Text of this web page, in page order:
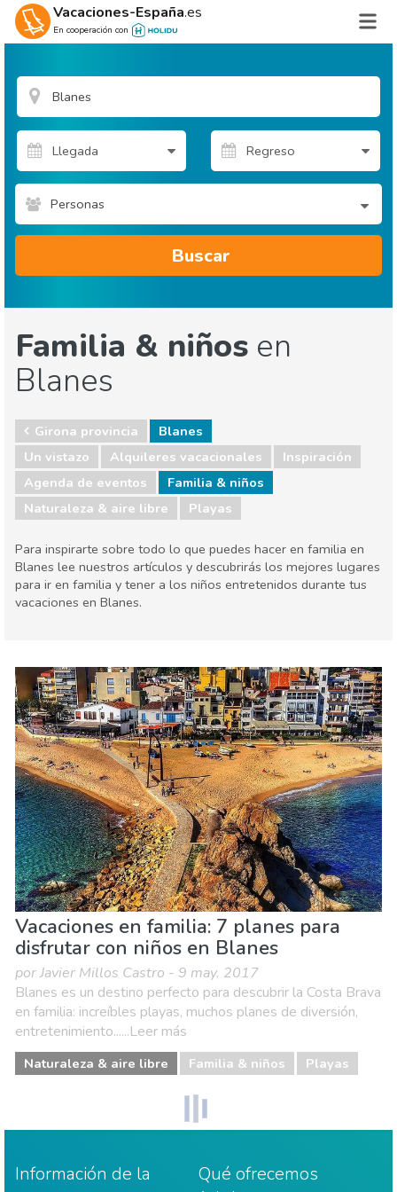
Vacaciones-España.es
En cooperación con
Personas
Buscar
Familia & niños en
Blanes
Girona provincia
Blanes
Un vistazo
Alquileres vacacionales
Inspiración
Agenda de eventos
Familia & niños
Naturaleza & aire libre
Playas
Para inspirarte sobre todo lo que puedes hacer en familia en
Blanes lee nuestros artículos y descubrirás los mejores lugares
para ir en familia y tener a los niños entretenidos durante tus
vacaciones en Blanes.
Agenda de eventos
Familia & niños
Naturaleza & aire libre
Playas
Vacaciones en familia: 7 planes para
disfrutar con niños en Blanes
por Javier Millos Castro - 9 may. 2017
Blanes es un destino perfecto para descubrir la Costa Brava
en familia: increíbles playas, muchos planes de diversión,
entretenimiento......Leer más
Naturaleza & aire libre Familia & niños Playas
Información de la
Qué ofrecemos